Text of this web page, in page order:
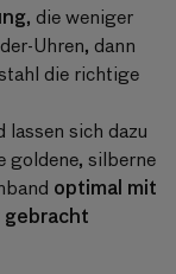
, die weniger
Uhren, dann
die richtige
lassen sich dazu
goldene, silberne
optimal mit